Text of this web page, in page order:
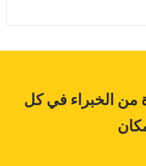
من الخبراء في كل